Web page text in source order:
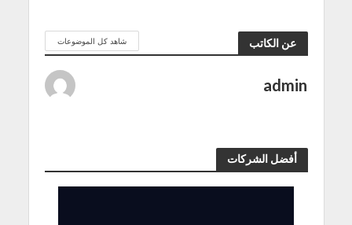
عن الكاتب شاهد كل الموضوعات
admin
أفضل الشركات